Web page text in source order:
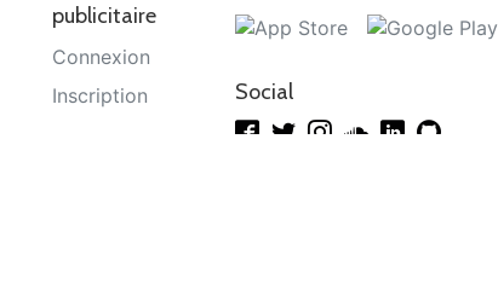
publicitaire
Connexion
Inscription
Social